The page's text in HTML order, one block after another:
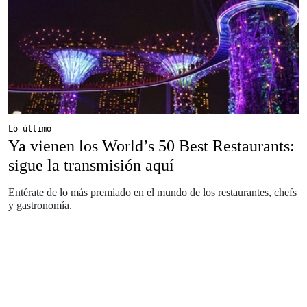
Lo último
Ya vienen los World’s 50 Best Restaurants:
sigue la transmisión aquí
Entérate de lo más premiado en el mundo de los restaurantes, chefs
y gastronomía.